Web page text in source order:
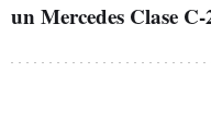
un Mercedes Clase